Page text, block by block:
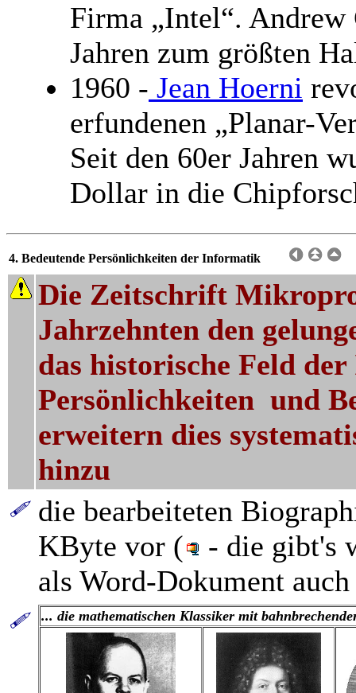
Firma „Intel“. Andrew
Jahren zum größten
1960 - Jean Hoerni
erfundenen „Planar-
Seit den 60er Jahren
Dollar in die
4. Bedeutende Persönlichkeiten der Informatik
Die Zeitschrift
Jahrzehnten den
das historische Feld
Persönlichkeiten und
erweitern dies
hinzu
die bearbeiteten
KByte vor (
- die gibt's
als Word-Dokument
... die mathematischen Klassiker mit